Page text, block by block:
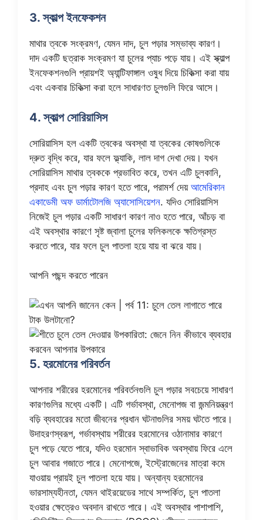
3. স্কাল্প ইনফেকশন
মাথার ত্বকে সংক্রমণ, যেমন দাদ, চুল পড়ার সম্ভাব্য কারণ।
দাদ একটি ছত্রাক সংক্রমণ যা চুলের প্যাচ পড়ে যায়। এই স্ক্যাল্প
ইনফেকশনগুলি প্রায়শই অ্যান্টিফাঙ্গাল ওষুধ দিয়ে চিকিত্সা করা যায়
এবং একবার চিকিত্সা করা হলে সাধারণত চুলগুলি ফিরে আসে।
4. স্কাল্প সোরিয়াসিস
সোরিয়াসিস হল একটি ত্বকের অবস্থা যা ত্বকের কোষগুলিকে
দ্রুত বৃদ্ধি করে, যার ফলে ফ্ল্যাকি, লাল দাগ দেখা দেয়। যখন
সোরিয়াসিস মাথার ত্বককে প্রভাবিত করে, তখন এটি চুলকানি,
প্রদাহ এবং চুল পড়ার কারণ হতে পারে, পরামর্শ দেয় আমেরিকান
একাডেমী অফ ডার্মাটোলজি অ্যাসোসিয়েশন. যদিও সোরিয়াসিস
নিজেই চুল পড়ার একটি সাধারণ কারণ নাও হতে পারে, আঁচড় বা
এই অবস্থার কারণে সৃষ্ট জ্বালা চুলের ফলিকলকে ক্ষতিগ্রস্ত
করতে পারে, যার ফলে চুল পাতলা হয়ে যায় বা ঝরে যায়।
আপনি পছন্দ করতে পারেন
5. হরমোনের পরিবর্তন
আপনার শরীরের হরমোনের পরিবর্তনগুলি চুল পড়ার সবচেয়ে সাধারণ
কারণগুলির মধ্যে একটি। এটি গর্ভাবস্থা, মেনোপজ বা জন্মনিয়ন্ত্রণ
বড়ি ব্যবহারের মতো জীবনের প্রধান ঘটনাগুলির সময় ঘটতে পারে।
উদাহরণস্বরূপ, গর্ভাবস্থায় শরীরের হরমোনের ওঠানামার কারণে
চুল পড়ে যেতে পারে, যদিও হরমোন স্বাভাবিক অবস্থায় ফিরে এলে
চুল আবার গজাতে পারে। মেনোপজে, ইস্ট্রোজেনের মাত্রা কমে
যাওয়ায় প্রায়ই চুল পাতলা হয়ে যায়। অন্যান্য হরমোনের
ভারসাম্যহীনতা, যেমন থাইরয়েডের সাথে সম্পর্কিত, চুল পাতলা
হওয়ার ক্ষেত্রেও অবদান রাখতে পারে। এই অবস্থার পাশাপাশি,